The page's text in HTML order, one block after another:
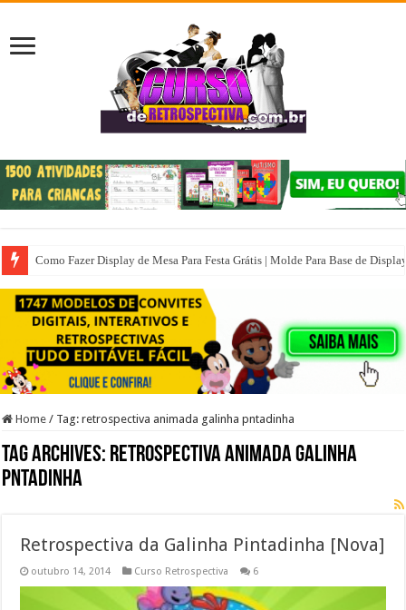
Como Fazer Display de Mesa Para Festa Grátis | Molde Para Base de
Home / Tag:retrospectiva animada galinha pntadinha
Tag Archives: retrospectiva animada galinha
pntadinha
Retrospectiva da Galinha Pintadinha [Nova]
outubro 14, 2014 Curso Retrospectiva 6